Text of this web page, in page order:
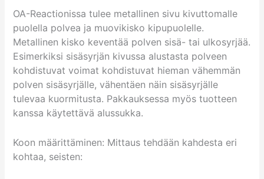
OA-Reactionissa tulee metallinen sivu kivuttomalle
puolella polvea ja muovikisko kipupuolelle.
Metallinen kisko keventää polven sisä- tai ulkosyrjää.
Esimerkiksi sisäsyrjän kivussa alustasta polveen
kohdistuvat voimat kohdistuvat hieman vähemmän
polven sisäsyrjälle, vähentäen näin sisäsyrjälle
tulevaa kuormitusta. Pakkauksessa myös tuotteen
kanssa käytettävä alussukka.
Koon määrittäminen: Mittaus tehdään kahdesta eri
kohtaa, seisten: